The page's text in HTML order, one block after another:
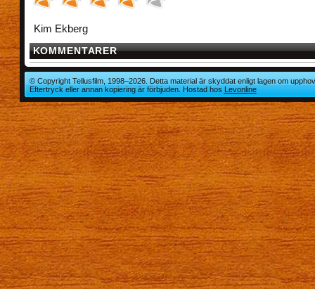
Kim Ekberg
KOMMENTARER
© Copyright Tellusfilm, 1998–2026. Detta material är skyddat enligt lagen om
Eftertryck eller annan kopiering är förbjuden. Hostad hosLevonline